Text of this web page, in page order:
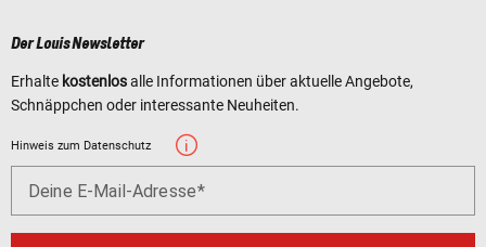
Der Louis Newsletter
Erhalte kostenlosalle Informationen über aktuelle Angebote,
Schnäppchen oder interessante Neuheiten.
Hinweis zum Datenschutz
Deine E-Mail-Adresse